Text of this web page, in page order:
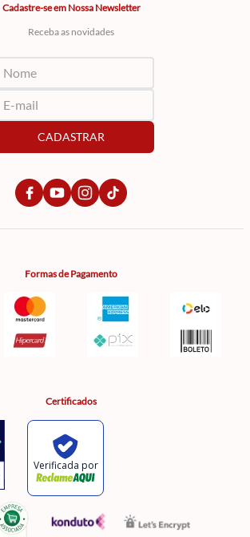
Cadastre-se em Nossa Newsletter
Receba as novidades
CADASTRAR
Formas de Pagamento
Certificados